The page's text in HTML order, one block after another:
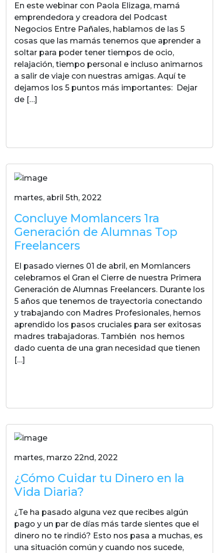
En este webinar con Paola Elizaga, mamá
emprendedora y creadora del Podcast
Negocios Entre Pañales, hablamos de las 5
cosas que las mamás tenemos que aprender a
soltar para poder tener tiempos de ocio,
relajación, tiempo personal e incluso animarnos
a salir de viaje con nuestras amigas. Aquí te
dejamos los 5 puntos más importantes: Dejar
de […]
martes, abril 5th, 2022
Concluye Momlancers 1ra
Generación de Alumnas Top
Freelancers
El pasado viernes 01 de abril, en Momlancers
celebramos el Gran el Cierre de nuestra Primera
Generación de Alumnas Freelancers. Durante los
5 años que tenemos de trayectoria conectando
y trabajando con Madres Profesionales, hemos
aprendido los pasos cruciales para ser exitosas
madres trabajadoras. También nos hemos
dado cuenta de una gran necesidad que tienen
[…]
martes, marzo 22nd, 2022
¿Cómo Cuidar tu Dinero en la
Vida Diaria?
¿Te ha pasado alguna vez que recibes algún
pago y un par de días más tarde sientes que el
dinero no te rindió? Esto nos pasa a muchas, es
una situación común y cuando nos sucede,